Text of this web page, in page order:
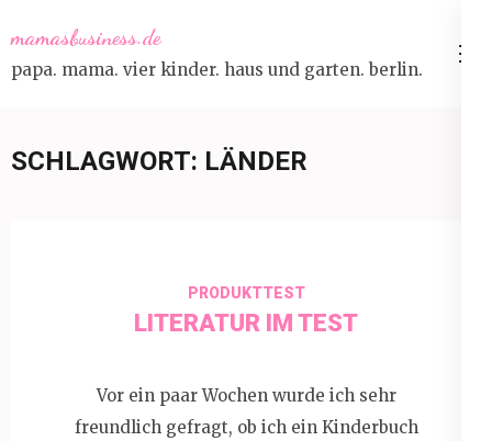
to
content
mamasbusiness.de
papa. mama. vier kinder. haus und garten. berlin.
SCHLAGWORT: LÄNDER
PRODUKTTEST
LITERATUR IM TEST
Vor ein paar Wochen wurde ich sehr
freundlich gefragt, ob ich ein Kinderbuch